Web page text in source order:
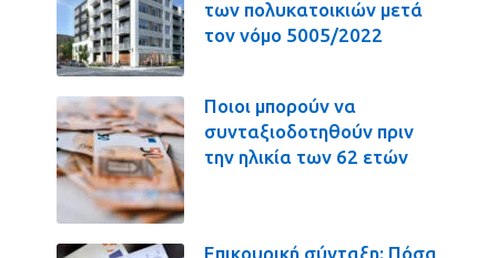
των πολυκατοικιών μετά
τον νόμο 5005/2022
Ποιοι μπορούν να
συνταξιοδοτηθούν πριν
την ηλικία των 62 ετών
Επικουρική σύνταξη: Πόσα